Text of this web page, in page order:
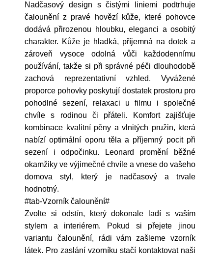
Nadčasový design s čistými liniemi podtrhuje
čalounění z pravé hovězí kůže, které pohovce
dodává přirozenou hloubku, eleganci a osobitý
charakter. Kůže je hladká, příjemná na dotek a
zároveň vysoce odolná vůči každodennímu
používání, takže si při správné péči dlouhodobě
zachová reprezentativní vzhled. Vyvážené
proporce pohovky poskytují dostatek prostoru pro
pohodlné sezení, relaxaci u filmu i společné
chvíle s rodinou či přáteli. Komfort zajišťuje
kombinace kvalitní pěny a vlnitých pružin, která
nabízí optimální oporu těla a příjemný pocit při
sezení i odpočinku. Leonard promění běžné
okamžiky ve výjimečné chvíle a vnese do vašeho
domova styl, který je nadčasový a trvale
hodnotný.
#tab-Vzorník čalounění#
Zvolte si odstín, který dokonale ladí s vaším
stylem a interiérem. Pokud si přejete jinou
variantu čalounění, rádi vám zašleme vzorník
látek. Pro zaslání vzorníku stačí kontaktovat naši